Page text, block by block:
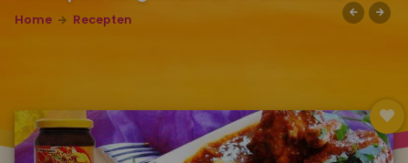
Mijn kookboek
Home Recepten